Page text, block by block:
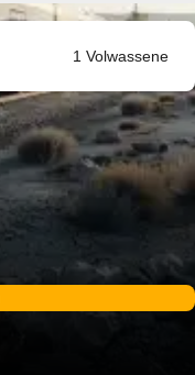
1 Volwassene